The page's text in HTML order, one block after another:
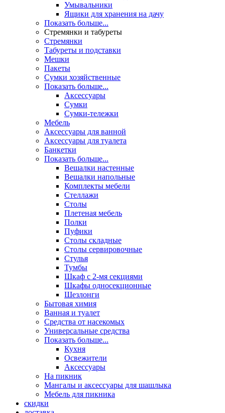
Умывальники
Ящики для хранения на дачу
Показать больше...
Стремянки и табуреты
Стремянки
Табуреты и подставки
Мешки
Пакеты
Сумки хозяйственные
Показать больше...
Аксессуары
Сумки
Сумки-тележки
Мебель
Аксессуары для ванной
Аксессуары для туалета
Банкетки
Показать больше...
Вешалки настенные
Вешалки напольные
Комплекты мебели
Стеллажи
Столы
Плетеная мебель
Полки
Пуфики
Столы складные
Столы сервировочные
Стулья
Тумбы
Шкаф с 2-мя секциями
Шкафы односекционные
Шезлонги
Бытовая химия
Ванная и туалет
Средства от насекомых
Универсальные средства
Показать больше...
Кухня
Освежители
Аксессуары
На пикник
Мангалы и аксессуары для шашлыка
Мебель для пикника
скидки